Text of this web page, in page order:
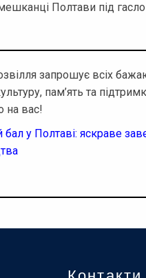
Полтави під
запрошує всіх
пам’ять та
на вас!
бал у Полтаві: яскраве